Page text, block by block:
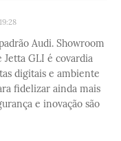
Audi. Showroom
GLI é covardia
digitais e ambiente
fidelizar ainda mais
e inovação são